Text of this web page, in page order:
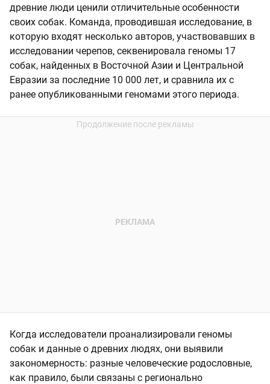
древние люди ценили отличительные особенности
своих собак. Команда, проводившая исследование, в
которую входят несколько авторов, участвовавших в
исследовании черепов, секвенировала геномы 17
собак, найденных в Восточной Азии и Центральной
Евразии за последние 10 000 лет, и сравнила их с
ранее опубликованными геномами этого периода.
Когда исследователи проанализировали геномы
собак и данные о древних людях, они выявили
закономерность: разные человеческие родословные,
как правило, были связаны с регионально